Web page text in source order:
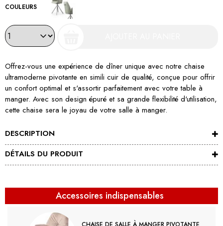
COULEURS
Offrez-vous une expérience de dîner unique avec notre chaise
ultramoderne pivotante en simili cuir de qualité, conçue pour offrir
un confort optimal et s'assortir parfaitement avec votre table à
manger. Avec son design épuré et sa grande flexibilité d'utilisation,
cette chaise sera le joyau de votre salle à manger.
DESCRIPTION
DÉTAILS DU PRODUIT
Accessoires indispensables